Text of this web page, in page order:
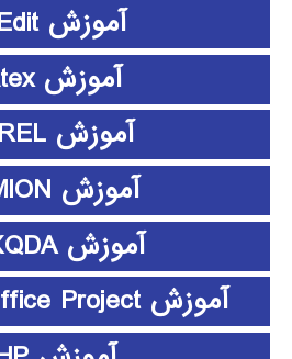
آموزش L-Edit
آموزش Latex
آموزش LISREL
آموزش LUMION
آموزش MAXQDA
آموزش Microsoft Office Project